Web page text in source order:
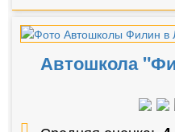
Автошкола